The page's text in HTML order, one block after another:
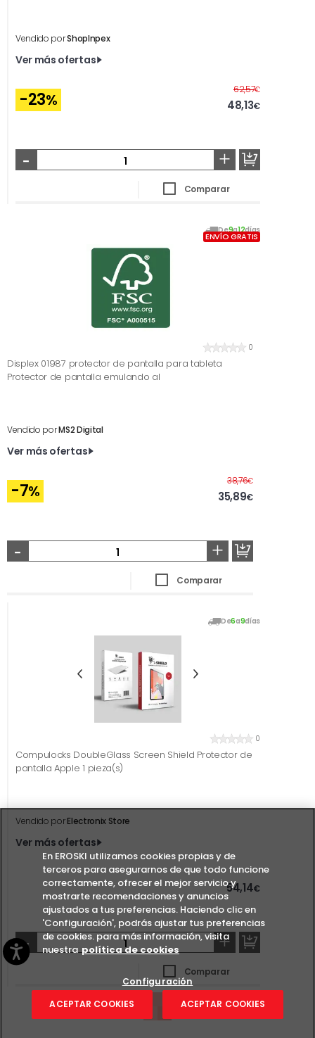
Vendido porShopInpex
Ver más ofertas
-23%
62,57€Antes
48,13€
- +
Comparar
De9a12días
ENVÍO GRATIS
0
Displex 01987 protector de pantalla para tableta
Protector de pantalla emulando al
Vendido porMS2 Digital
Ver más ofertas
-7%
38,76€Antes
35,89€
- +
Comparar
De6a9días
0
Compulocks DoubleGlass Screen Shield Protector de
pantalla Apple 1 pieza(s)
Vendido porElectronix Store
Ver más ofertas
54,14€
- +
Comparar
En EROSKI utilizamos cookies propias y de
terceros para asegurarnos de que todo funcione
correctamente, ofrecer el mejor servicio y
mostrarte recomendaciones y anuncios
ajustados a tus preferencias. Haciendo clic en
'Configuración', podrás ajustar tus preferencias
de cookies. para más información, visita
nuestra política de cookies
Configuración
ACEPTAR COOKIES
ACEPTAR COOKIES